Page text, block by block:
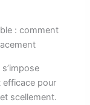
: comment
s’impose
efficace pour
scellement.